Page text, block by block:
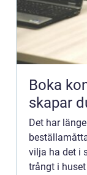
Boka
skapar
Det har
vilja ha det i
trångt i